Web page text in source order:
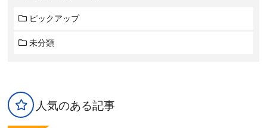
ピックアップ
未分類
人気のある記事